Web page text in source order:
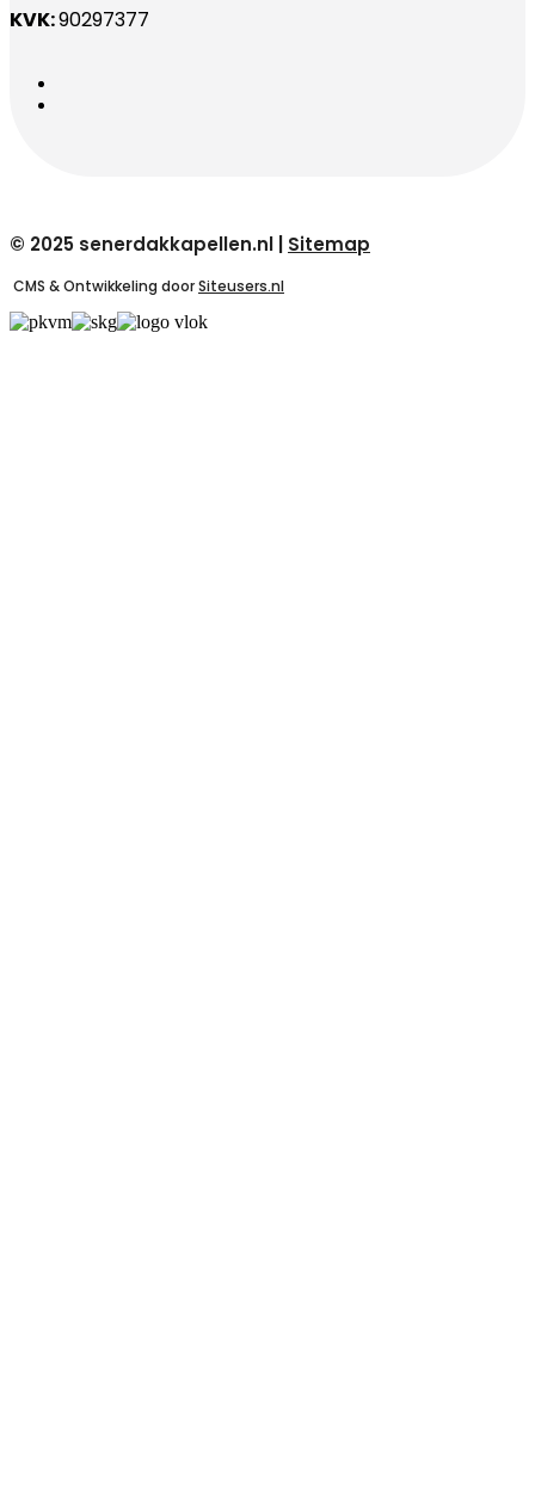
KVK:90297377
© 2025 senerdakkapellen.nl | Sitemap
CMS & Ontwikkeling doorSiteusers.nl